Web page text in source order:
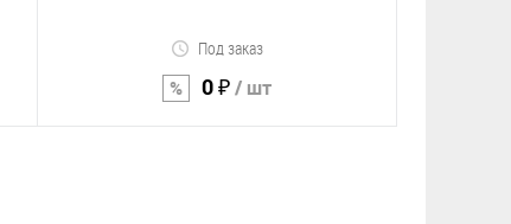
Под заказ
0 ₽/ шт